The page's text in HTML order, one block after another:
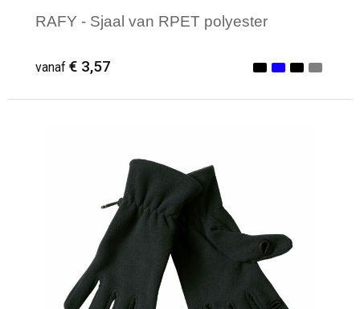
RAFY - Sjaal van RPET polyester
vanaf € 3,57
Minimale afname: 1